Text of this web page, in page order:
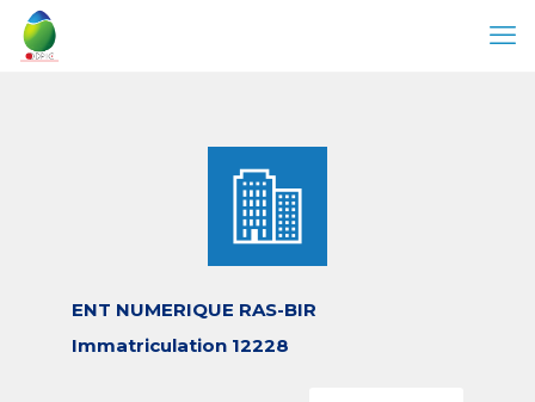
ENT NUMERIQUE RAS-BIR
Immatriculation 12228